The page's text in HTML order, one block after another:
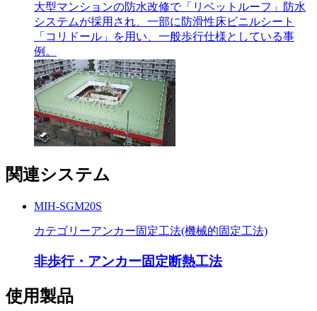
大型マンションの防水改修で「リベットルーフ」防水
システムが採用され、一部に防滑性床ビニルシート
「コリドール」を用い、一般歩行仕様としている事
例。
関連システム
MIH-SGM20S
カテゴリーアンカー固定工法(機械的固定工法)
非歩行・アンカー固定断熱工法
使用製品